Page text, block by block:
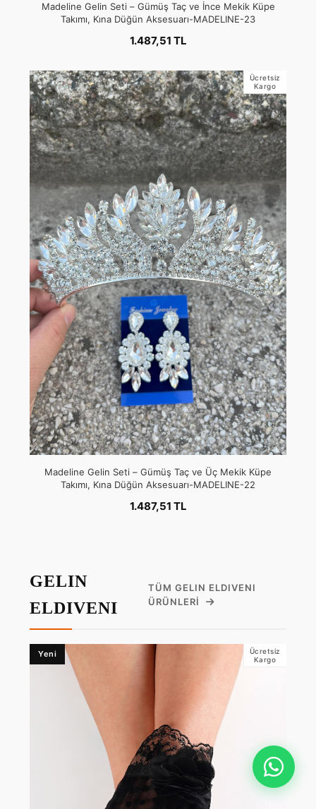
Madeline Gelin Seti – Gümüş Taç ve İnce Mekik Küpe
Takımı, Kına Düğün Aksesuarı-MADELINE-23
1.487,51 TL
Ücretsiz
Kargo
Madeline Gelin Seti – Gümüş Taç ve Üç Mekik Küpe
Takımı, Kına Düğün Aksesuarı-MADELINE-22
1.487,51 TL
GELIN
ELDIVENI
TÜM GELIN ELDIVENI
ÜRÜNLERI
Yeni
Ücretsiz
Kargo